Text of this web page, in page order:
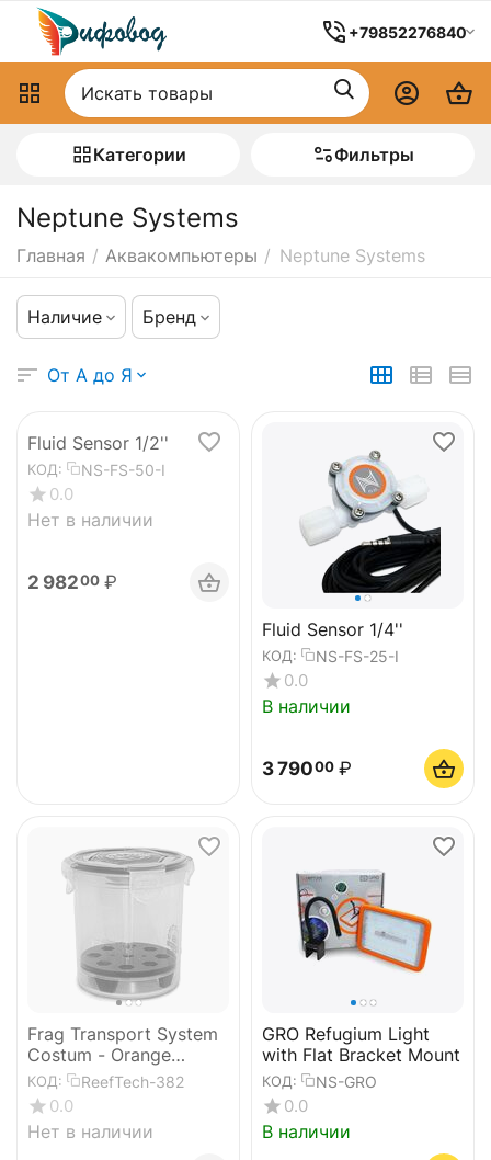
+79852276840
Категории Фильтры
Neptune Systems
Главная / Аквакомпьютеры / Neptune Systems
Наличие Бренд
От А до Я
Fluid Sensor 1/2''
КОД: NS-FS-50-I
0.0
Нет в наличии
2 98200 ₽
Fluid Sensor 1/4''
КОД: NS-FS-25-I
0.0
В наличии
3 79000 ₽
Frag Transport System
Costum - Orange
Underface
КОД: ReefTech-382
0.0
Нет в наличии
GRO Refugium Light
with Flat Bracket Mount
КОД: NS-GRO
0.0
В наличии